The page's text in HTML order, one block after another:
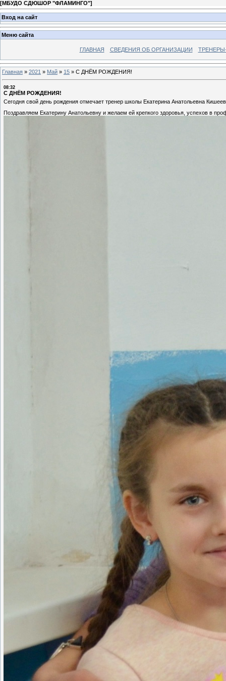
[МБУДО СДЮШОР "ФЛАМИНГО"]
Вход на сайт
Меню сайта
ГЛАВНАЯ СВЕДЕНИЯ ОБ ОРГАНИЗАЦИИ
Главная » 2021 » Май » 15 » С ДНЁМ РОЖДЕНИЯ!
08:32
С ДНЁМ РОЖДЕНИЯ!
Сегодня свой день рождения отмечает тренер школы Екатерина Анатольевна
Поздравляем Екатерину Анатольевну и желаем ей крепкого здоровья, успехов в